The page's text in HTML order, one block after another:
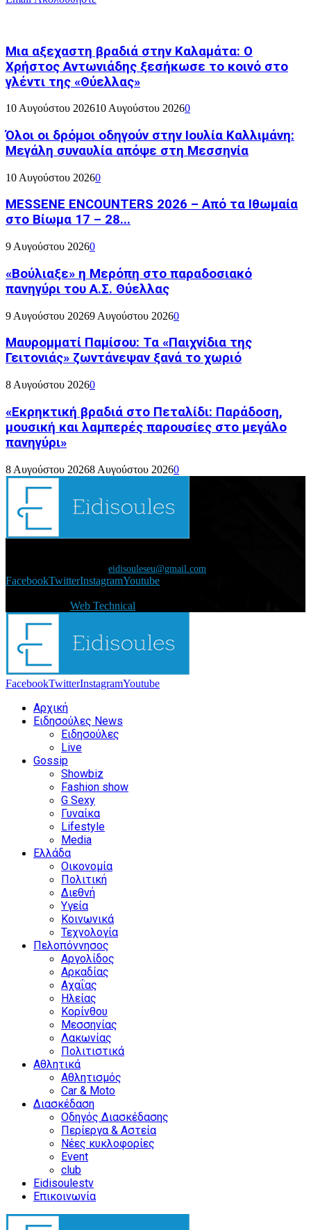
Μια αξεχαστη βραδιά στην Καλαμάτα: Ο
Χρήστος Αντωνιάδης ξεσήκωσε το κοινό στο
γλέντι της «Θύελλας»
10 Αυγούστου 202610 Αυγούστου 20260
Όλοι οι δρόμοι οδηγούν στην Ιουλία Καλλιμάνη:
Μεγάλη συναυλία απόψε στη Μεσσηνία
10 Αυγούστου 20260
MESSENE ENCOUNTERS 2026 – Από τα Ιθωμαία
στο Βίωμα 17 – 28...
9 Αυγούστου 20260
«Βούλιαξε» η Μερόπη στο παραδοσιακό
πανηγύρι του Α.Σ. Θύελλας
9 Αυγούστου 20269 Αυγούστου 20260
Μαυρομματί Παμίσου: Τα «Παιχνίδια της
Γειτονιάς» ζωντάνεψαν ξανά το χωριό
8 Αυγούστου 20260
«Εκρηκτική βραδιά στο Πεταλίδι: Παράδοση,
μουσική και λαμπερές παρουσίες στο μεγάλο
πανηγύρι»
8 Αυγούστου 20268 Αυγούστου 20260
eidisouleseu@gmail.com
FacebookTwitterInstagramYoutube
Web Technical
FacebookTwitterInstagramYoutube
Αρχική
Ειδησούλες News
Ειδησούλες
Live
Gossip
Showbiz
Fashion show
G Sexy
Γυναίκα
Lifestyle
Media
Ελλάδα
Οικονομία
Πολιτική
Διεθνή
Υγεία
Κοινωνικά
Τεχνολογία
Πελοπόννησος
Αργολίδος
Αρκαδίας
Αχαΐας
Ηλείας
Κορίνθου
Μεσσηνίας
Λακωνίας
Πολιτιστικά
Αθλητικά
Αθλητισμός
Car & Moto
Διασκέδαση
Οδηγός Διασκέδασης
Περίεργα & Αστεία
Νέες κυκλοφορίες
Event
club
Eidisoulestv
Επικοινωνία